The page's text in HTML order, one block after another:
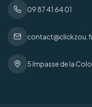
09 87 41 64 01
5 Impasse de la